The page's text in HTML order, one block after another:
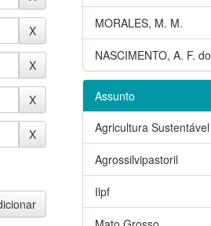
MORALES, M. M.
NASCIMENTO, A. F. do
Assunto
Agricultura Sustentável
Agrossilvipastoril
Ilpf